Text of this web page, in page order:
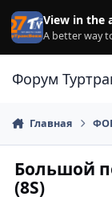
Перейти к
View in the
A better way
Форум
Главная
Большой
(8S)